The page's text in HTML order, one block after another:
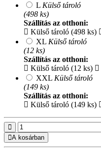
L Külső tároló
(498 ks)
Szállítás az otthoni:
Külső tároló (498 ks)
XL Külső tároló
(12 ks)
Szállítás az otthoni:
Külső tároló (12 ks)
XXL Külső tároló
(149 ks)
Szállítás az otthoni:
Külső tároló (149 ks)
A kosárban